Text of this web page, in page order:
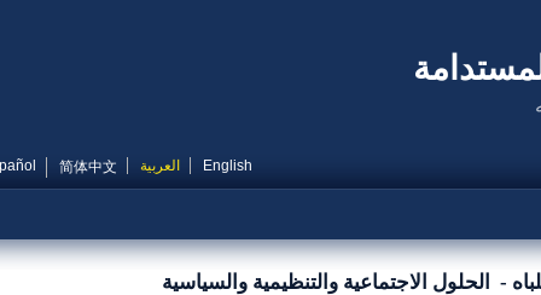
English العربية 简体中文
Español
- الحلول الاجتماعية والتنظيمية والسياسية